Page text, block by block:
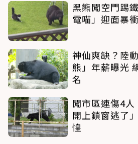
黑熊闖空門踢
電喵」迎面暴
神仙爽缺？陸
熊」年薪曝光
名
闖市區連傷4
開上鎖窗逃了
惶